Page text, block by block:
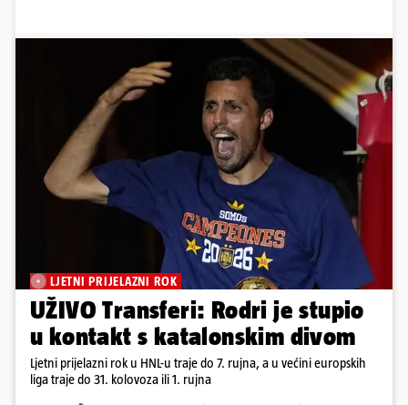
LJETNI PRIJELAZNI ROK
UŽIVO Transferi: Rodri je stupio
u kontakt s katalonskim divom
Ljetni prijelazni rok u HNL-u traje do 7. rujna, a u većini europskih
liga traje do 31. kolovoza ili 1. rujna